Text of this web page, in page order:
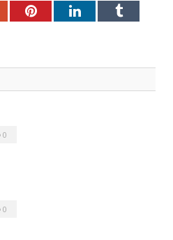
PinterestLinkedInTumblr
0
0